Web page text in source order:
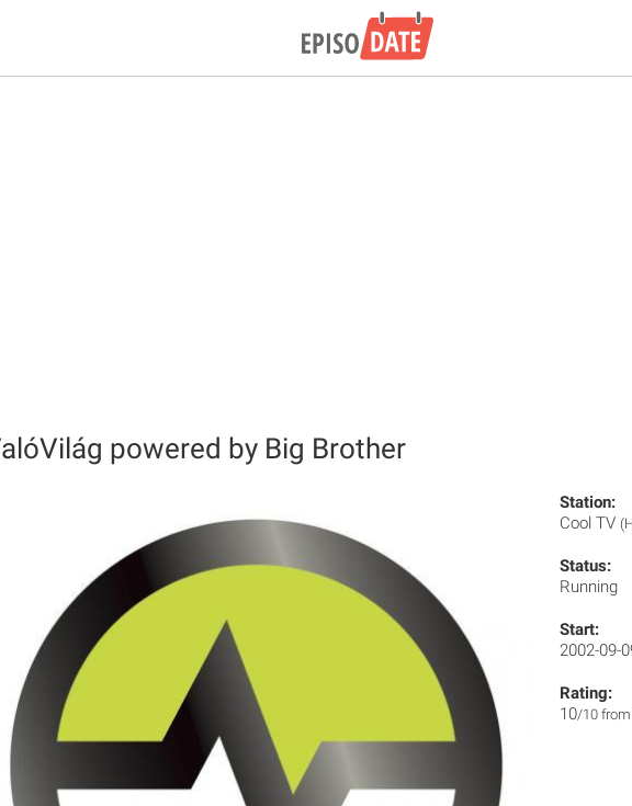
powered by Big Brother
Station:
Cool TV
Status:
Running
Start:
2002-09-
Rating:
10/10